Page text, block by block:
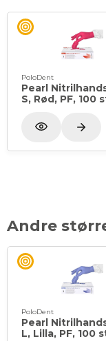
PoloDent
Pearl
S, Rød, PF, 100
Andre
PoloDent
Pearl
L, Lilla, PF, 100